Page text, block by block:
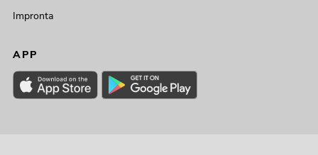
Impronta
APP